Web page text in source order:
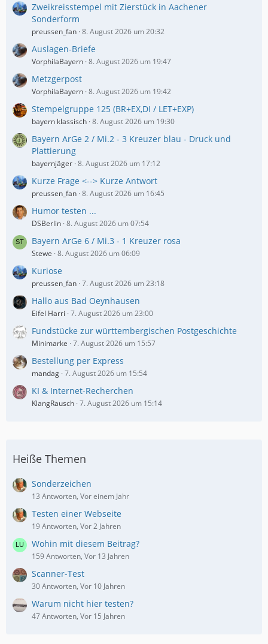
Zweikreisstempel mit Zierstück in Aachener
Sonderform
preussen_fan 8. August 2026 um 20:32
Auslagen-Briefe
VorphilaBayern 8. August 2026 um 19:47
Metzgerpost
VorphilaBayern 8. August 2026 um 19:42
Stempelgruppe 125 (BR+EX,DI / LET+EXP)
bayern klassisch 8. August 2026 um 19:30
Bayern ArGe 2 / Mi.2 - 3 Kreuzer blau - Druck und
Plattierung
bayernjäger 8. August 2026 um 17:12
Kurze Frage <--> Kurze Antwort
preussen_fan 8. August 2026 um 16:45
Humor testen ...
DSBerlin 8. August 2026 um 07:54
Bayern ArGe 6 / Mi.3 - 1 Kreuzer rosa
Stewe 8. August 2026 um 06:09
Kuriose
preussen_fan 7. August 2026 um 23:18
Hallo aus Bad Oeynhausen
Eifel Harri 7. August 2026 um 23:00
Fundstücke zur württembergischen Postgeschichte
Minimarke 7. August 2026 um 15:57
Bestellung per Express
mandag 7. August 2026 um 15:54
KI & Internet-Recherchen
KlangRausch 7. August 2026 um 15:14
Heiße Themen
Sonderzeichen
13 Antworten, Vor einem Jahr
Testen einer Webseite
19 Antworten, Vor 2 Jahren
Wohin mit diesem Beitrag?
159 Antworten, Vor 13 Jahren
Scanner-Test
30 Antworten, Vor 10 Jahren
Warum nicht hier testen?
47 Antworten, Vor 15 Jahren